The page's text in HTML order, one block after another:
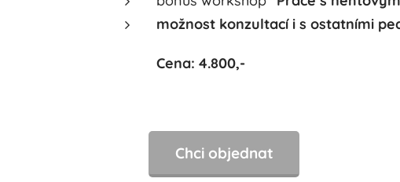
možnost konzultací i s ostatními
Cena: 4.800,-
Chci objednat